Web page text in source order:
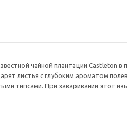
чайной плантации Castleton в
листья с глубоким ароматом
типсами. При заваривании этот